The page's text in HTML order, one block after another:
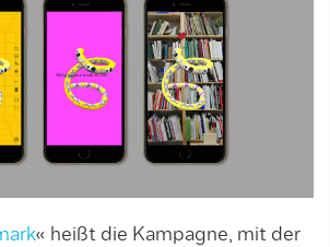
« heißt die Kampagne, mit der